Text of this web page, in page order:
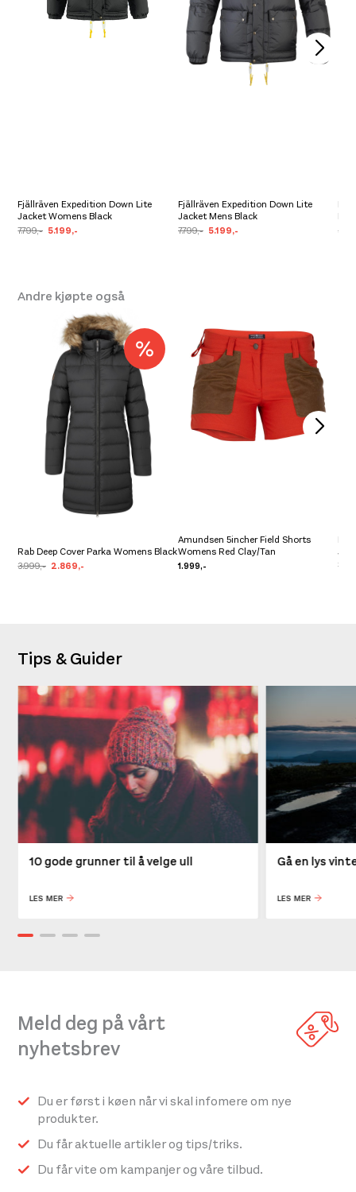
Fjällräven Expedition Down Lite
Jacket Womens Black
7.799,- 5.199,-
Fjällräven Expedition Down Lite
Jacket Mens Black
7.799,- 5.199,-
Andre kjøpte også
Rab Deep Cover Parka Womens Black
3.999,- 2.869,-
Amundsen 5incher Field Shorts
Womens Red Clay/Tan
1.999,-
Tips & Guider
10 gode grunner til å velge ull
LES MER
Gå en lys
LES MER
Meld deg på vårt
nyhetsbrev
Du er først i køen når vi skal infomere om nye
produkter.
Du får aktuelle artikler og tips/triks.
Du får vite om kampanjer og våre tilbud.